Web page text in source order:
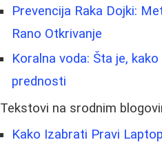
Prevencija Raka Dojki:
Rano Otkrivanje
Koralna voda: Šta je,
prednosti
Tekstovi na srodnim
Kako Izabrati Pravi